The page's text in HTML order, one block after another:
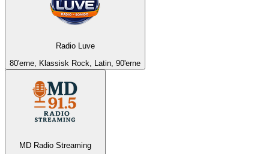
Radio Luve
80'erne, Klassisk Rock, Latin, 90'erne
MD Radio Streaming